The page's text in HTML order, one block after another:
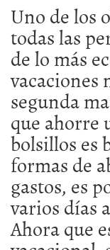
Uno de los
todas las
de lo más
vacaciones
segunda
que ahorre
bolsillos es
formas de
gastos, es
varios días
Ahora que